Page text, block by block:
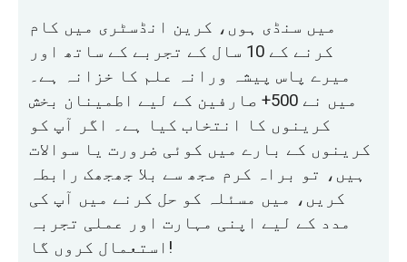
میں سنڈی ہوں، کرین انڈسٹری میں کام
کرنے کے 10 سال کے تجربے کے ساتھ اور
میرے پاس پیشہ ورانہ علم کا خزانہ ہے۔
میں نے 500+ صارفین کے لیے اطمینان بخش
کرینوں کا انتخاب کیا ہے۔ اگر آپ کو
کرینوں کے بارے میں کوئی ضرورت یا سوالات
ہیں، تو براہ کرم مجھ سے بلا جھجھک رابطہ
کریں، میں مسئلہ کو حل کرنے میں آپ کی
مدد کے لیے اپنی مہارت اور عملی تجربہ
استعمال کروں گا!